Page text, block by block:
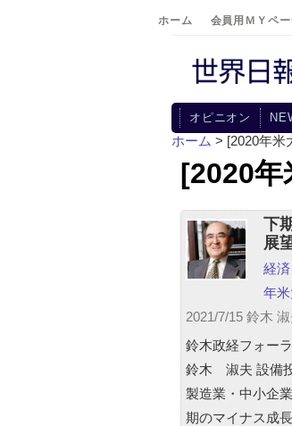
ホーム 会員用ＭＹペー
オピニオン
ホーム > [2020年米
[2020年
下
展
経済
年
2021/7/15 鈴木
鈴木政経フォー
鈴木 淑夫 設備
製造業・中小企
期のマイナス成